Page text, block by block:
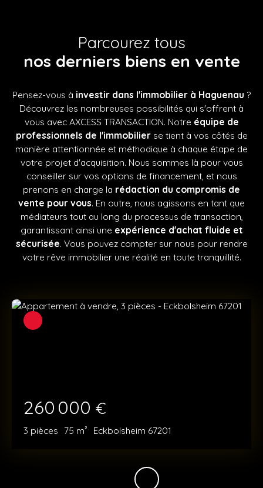
Parcourez tous
nos derniers biens en vente
Pensez-vous à investir dans l'immobilier à Haguenau ?
Découvrez les nombreuses possibilités qui s'offrent à
vous avec AXCESS TRANSACTION. Notre équipe de
professionnels de l'immobilierse tient à vos côtés de
manière attentionnée et méthodique à chaque étape de
votre projet d'acquisition. Nous sommes là pour vous
conseiller sur vos options de financement, et nous
prenons en charge la rédaction du compromis de
vente pour vous. En outre, nous agissons en tant que
médiateurs tout au long du processus de transaction,
garantissant ainsi une expérience d'achat fluide et
sécurisée. Vous pouvez compter sur nous pour rendre
votre rêve immobilier une réalité en toute tranquillité.
260 000 €
3 pièces 75 m² Eckbolsheim 67201